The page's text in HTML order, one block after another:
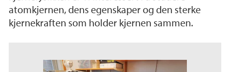
atomkjernen, dens egenskaper og den sterke
kjernekraften som holder kjernen sammen.